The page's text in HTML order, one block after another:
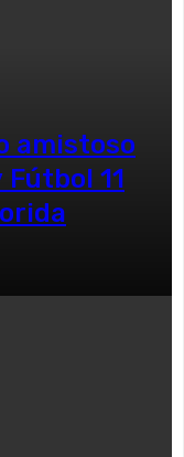
amistoso
11